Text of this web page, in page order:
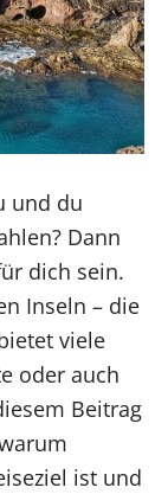
und du
Dann
dich sein.
Inseln – die
viele
oder auch
Beitrag
ist und